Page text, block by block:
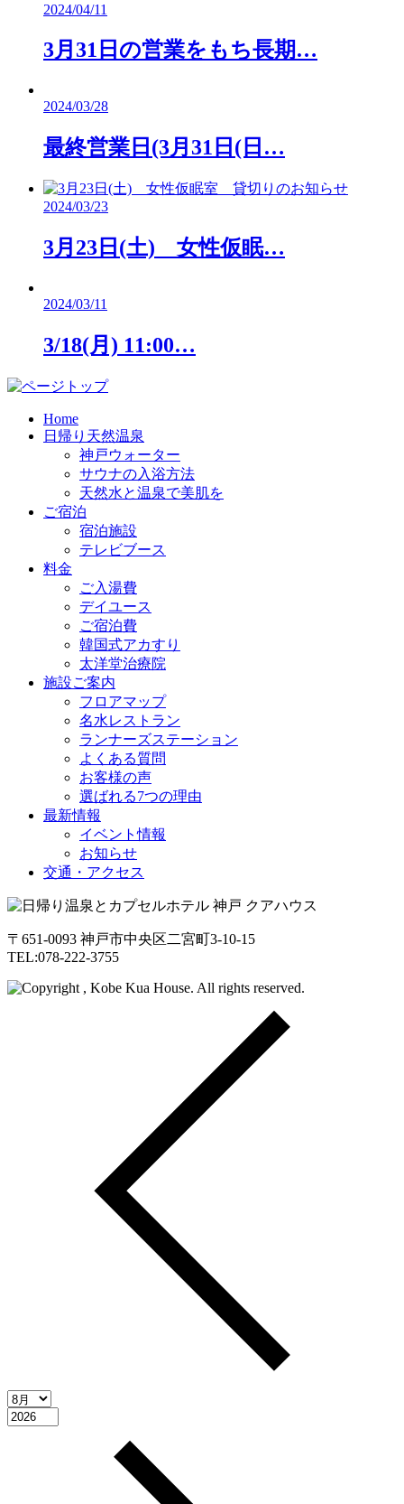
2024/04/11
3月31日の営業をもち長期…
2024/03/28
最終営業日(3月31日(日…
2024/03/23
3月23日(土) 女性仮眠…
2024/03/11
3/18(月) 11:00…
Home
日帰り天然温泉
神戸ウォーター
サウナの入浴方法
天然水と温泉で美肌を
ご宿泊
宿泊施設
テレビブース
料金
ご入湯費
デイユース
ご宿泊費
韓国式アカすり
太洋堂治療院
施設ご案内
フロアマップ
名水レストラン
ランナーズステーション
よくある質問
お客様の声
選ばれる7つの理由
最新情報
イベント情報
お知らせ
交通・アクセス
〒651-0093 神戸市中央区二宮町3-10-15
TEL:078-222-3755